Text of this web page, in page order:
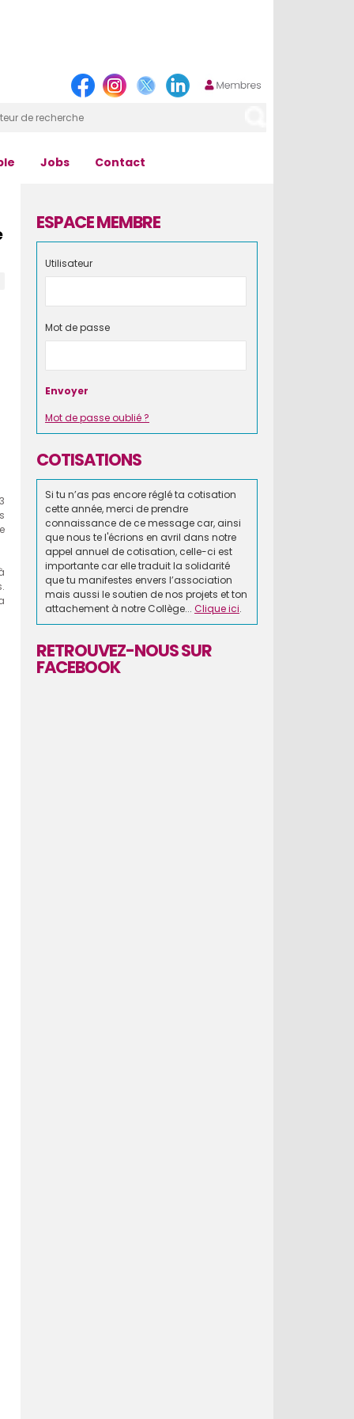
Jobs Contact
ESPACE MEMBRE
Utilisateur
Mot de passe
Mot de passe oublié ?
COTISATIONS
Si tu n’as pas encore réglé ta cotisation
cette année, merci de prendre
connaissance de ce message car, ainsi
que nous te l'écrions en avril dans notre
appel annuel de cotisation, celle-ci est
importante car elle traduit la solidarité
que tu manifestes envers l’association
mais aussi le soutien de nos projets et ton
attachement à notre Collège... Clique ici.
RETROUVEZ-NOUS SUR
FACEBOOK